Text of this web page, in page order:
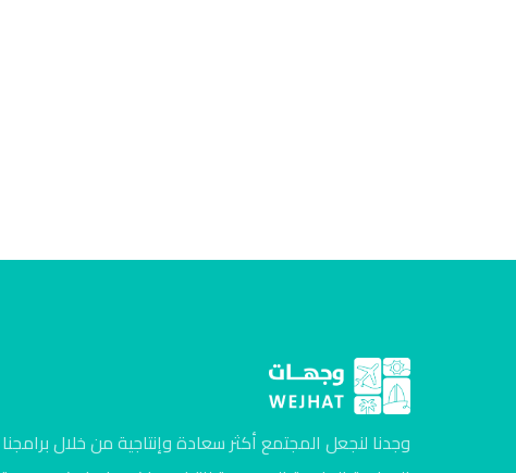
وجدنا لنجعل المجتمع أكثر سعادة وإنتاجية من خلال برامجنا